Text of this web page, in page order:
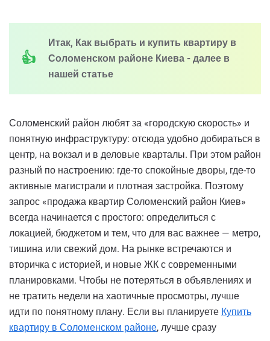
Итак, Как выбрать и купить квартиру в
Соломенском районе Киева - далее в
нашей статье
Соломенский район любят за «городскую скорость» и
понятную инфраструктуру: отсюда удобно добираться в
центр, на вокзал и в деловые кварталы. При этом район
разный по настроению: где-то спокойные дворы, где-то
активные магистрали и плотная застройка. Поэтому
запрос «продажа квартир Соломенский район Киев»
всегда начинается с простого: определиться с
локацией, бюджетом и тем, что для вас важнее — метро,
тишина или свежий дом. На рынке встречаются и
вторичка с историей, и новые ЖК с современными
планировками. Чтобы не потеряться в объявлениях и
не тратить недели на хаотичные просмотры, лучше
идти по понятному плану. Если вы планируете Купить
квартиру в Соломенском районе, лучше сразу